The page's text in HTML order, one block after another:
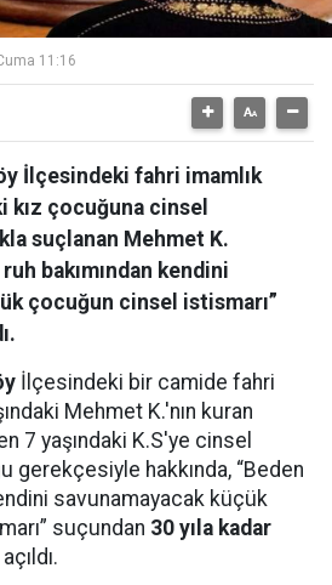
11:16
İlçesindeki fahri imamlık
kız çocuğuna cinsel
suçlanan Mehmet K.
bakımından kendini
çocuğun cinsel istismarı”
İlçesindeki bir camide fahri
Mehmet K.'nın kuran
7 yaşındaki K.S'ye cinsel
gerekçesiyle hakkında, “Beden
savunamayacak küçük
suçundan 30 yıla kadar